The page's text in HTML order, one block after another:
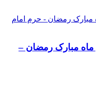
مبارک رمضان –